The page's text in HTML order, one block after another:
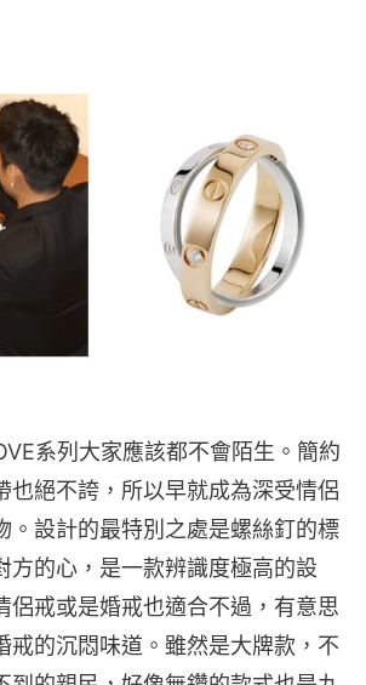
系列大家應該都不會陌生。簡約
也絕不誇，所以早就成為深受情侶
。設計的最特別之處是螺絲釘的標
方的心，是一款辨識度極高的設
侶戒或是婚戒也適合不過，有意思
戒的沉悶味道。雖然是大牌款，不